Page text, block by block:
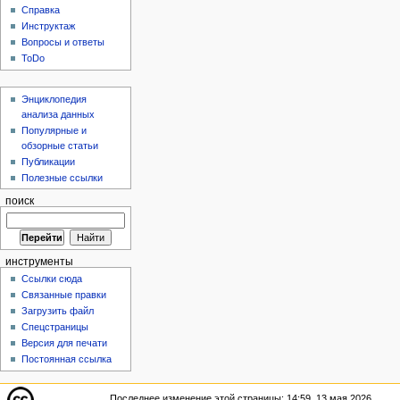
Справка
Инструктаж
Вопросы и ответы
ToDo
Энциклопедия
анализа данных
Популярные и
обзорные статьи
Публикации
Полезные ссылки
поиск
инструменты
Ссылки сюда
Связанные правки
Загрузить файл
Спецстраницы
Версия для печати
Постоянная ссылка